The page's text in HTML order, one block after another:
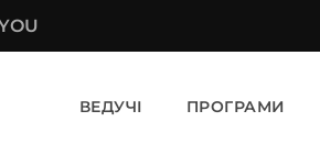
ВЕДУЧІ ПРОГРАМИ